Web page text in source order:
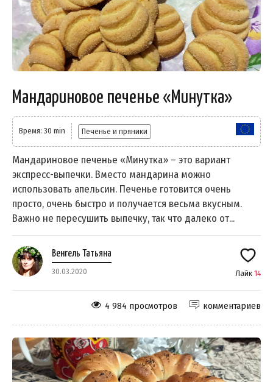
Мандариновое печенье «Минутка»
Время: 30 min Печенье и пряники
Мандариновое печенье «Минутка» – это вариант
экспресс-выпечки. Вместо мандарина можно
использовать апельсин. Печенье готовится очень
просто, очень быстро и получается весьма вкусным.
Важно не пересушить выпечку, так что далеко от...
Венгель Татьяна
30.03.2020 Лайк 14
комментариев
4 984 просмотров